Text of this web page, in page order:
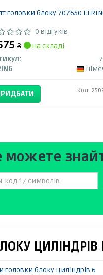
головки блоку 707650
0 відгуків
₴
на складі
Код:
можете
ЦИЛІНДРІВ
головки блоку циліндрів 6